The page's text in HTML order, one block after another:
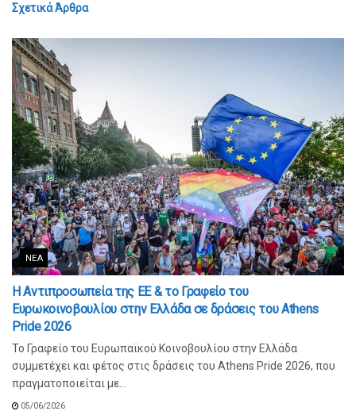
ΣχετικάΆρθρα
ΝΈΑ
Η Αντιπροσωπεία της ΕΕ & το Γραφείο του
Ευρωκοινοβουλίου στην Ελλάδα σε δράσεις του Athens
Pride 2026
Το Γραφείο του Ευρωπαϊκού Κοινοβουλίου στην Ελλάδα
συμμετέχει και φέτος στις δράσεις του Athens Pride 2026, που
πραγματοποιείται με...
05/06/2026